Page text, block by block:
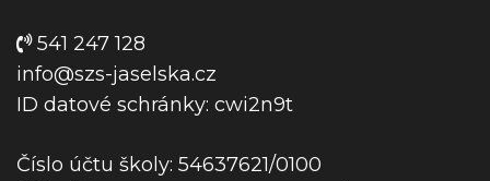
v
e
k
541 247 128
info@szs-jaselska.cz
ID datové schránky: cwi2n9t
Číslo účtu školy: 54637621/0100